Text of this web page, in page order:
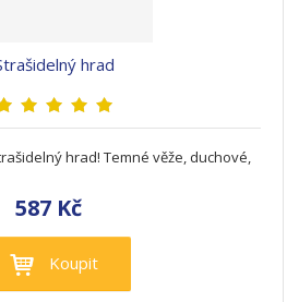
hrad
hrad! Temné věže, duchové,
587 Kč
Koupit